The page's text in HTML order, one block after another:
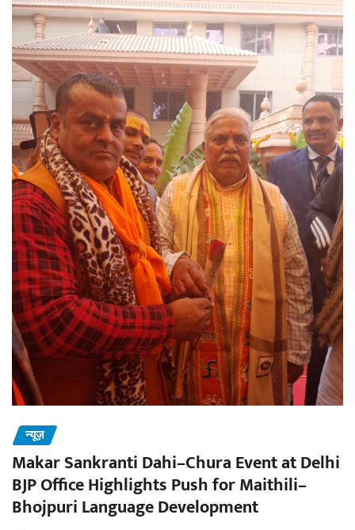
न्यूज़
Makar Sankranti Dahi–Chura Event at Delhi
BJP Office Highlights Push for Maithili–
Bhojpuri Language Development